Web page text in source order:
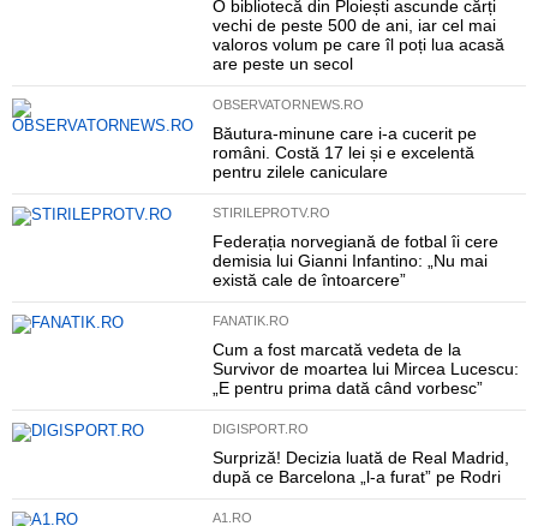
O bibliotecă din Ploiești ascunde cărți
vechi de peste 500 de ani, iar cel mai
valoros volum pe care îl poți lua acasă
are peste un secol
OBSERVATORNEWS.RO
Băutura-minune care i-a cucerit pe
români. Costă 17 lei și e excelentă
pentru zilele caniculare
STIRILEPROTV.RO
Federația norvegiană de fotbal îi cere
demisia lui Gianni Infantino: „Nu mai
există cale de întoarcere”
FANATIK.RO
Cum a fost marcată vedeta de la
Survivor de moartea lui Mircea Lucescu:
„E pentru prima dată când vorbesc”
DIGISPORT.RO
Surpriză! Decizia luată de Real Madrid,
după ce Barcelona „l-a furat” pe Rodri
A1.RO